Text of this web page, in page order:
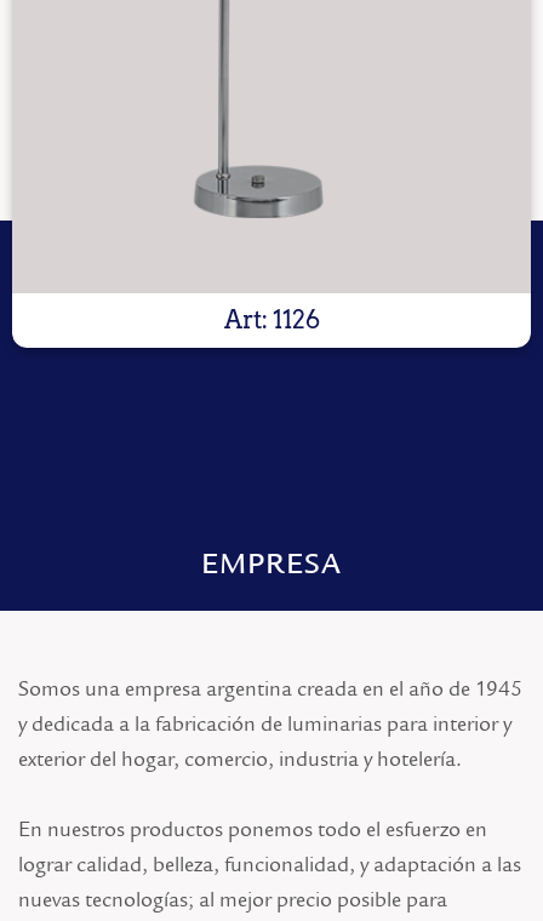
Art: 1126
EMPRESA
Somos una empresa argentina creada en el año de 1945
y dedicada a la fabricación de luminarias para interior y
exterior del hogar, comercio, industria y hotelería.
En nuestros productos ponemos todo el esfuerzo en
lograr calidad, belleza, funcionalidad, y adaptación a las
nuevas tecnologías; al mejor precio posible para